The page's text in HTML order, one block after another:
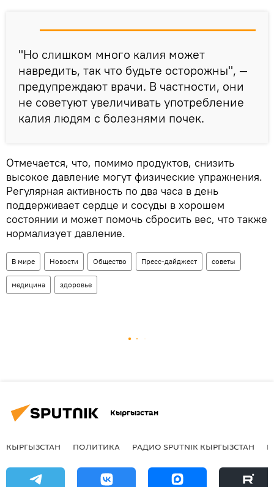
"Но слишком много калия может
навредить, так что будьте осторожны", —
предупреждают врачи. В частности, они
не советуют увеличивать употребление
калия людям с болезнями почек.
Отмечается, что, помимо продуктов, снизить
высокое давление могут физические упражнения.
Регулярная активность по два часа в день
поддерживает сердце и сосуды в хорошем
состоянии и может помочь сбросить вес, что также
нормализует давление.
В мире Новости Общество Пресс-дайджест советы
медицина здоровье
Кыргызстан
КЫРГЫЗСТАН ПОЛИТИКА РАДИО SPUTNIK КЫРГЫЗСТАН